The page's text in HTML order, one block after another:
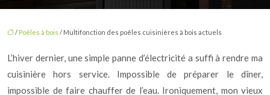
/ Poêles à bois / Multifonction des poêles cuisinières à bois actuels
L’hiver dernier, une simple panne d’électricité a suffi à rendre ma
cuisinière hors service. Impossible de préparer le dîner,
impossible de faire chauffer de l’eau. Ironiquement, mon vieux